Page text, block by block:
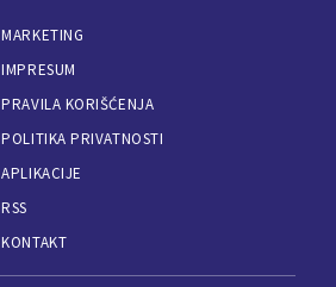
MARKETING
IMPRESUM
PRAVILA KORIŠĆENJA
POLITIKA PRIVATNOSTI
APLIKACIJE
RSS
KONTAKT